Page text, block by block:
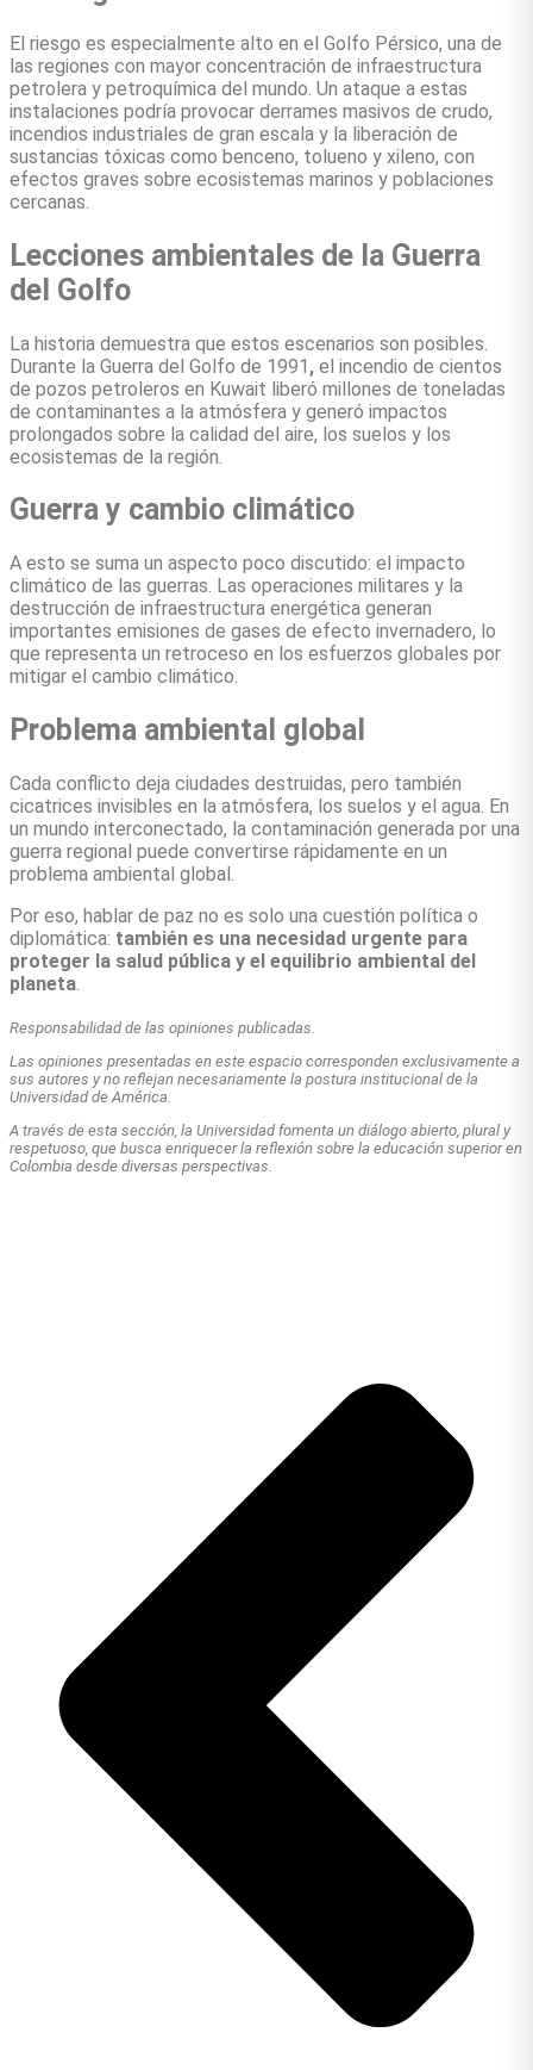
El riesgo es especialmente alto en el Golfo Pérsico, una de
las regiones con mayor concentración de infraestructura
petrolera y petroquímica del mundo. Un ataque a estas
instalaciones podría provocar derrames masivos de crudo,
incendios industriales de gran escala y la liberación de
sustancias tóxicas como benceno, tolueno y xileno, con
efectos graves sobre ecosistemas marinos y poblaciones
cercanas.
Lecciones ambientales de la Guerra
del Golfo
La historia demuestra que estos escenarios son posibles.
Durante la Guerra del Golfo de 1991 , el incendio de cientos
de pozos petroleros en Kuwait liberó millones de toneladas
de contaminantes a la atmósfera y generó impactos
prolongados sobre la calidad del aire, los suelos y los
ecosistemas de la región.
Guerra y cambio climático
A esto se suma un aspecto poco discutido: el impacto
climático de las guerras. Las operaciones militares y la
destrucción de infraestructura energética generan
importantes emisiones de gases de efecto invernadero, lo
que representa un retroceso en los esfuerzos globales por
mitigar el cambio climático.
Problema ambiental global
Cada conflicto deja ciudades destruidas, pero también
cicatrices invisibles en la atmósfera, los suelos y el agua. En
un mundo interconectado, la contaminación generada por una
guerra regional puede convertirse rápidamente en un
problema ambiental global.
Por eso, hablar de paz no es solo una cuestión política o
diplomática: también es una necesidad urgente para
proteger la salud pública y el equilibrio ambiental del
planeta
Responsabilidad de las opiniones publicadas.
Las opiniones presentadas en este espacio corresponden exclusivamente a
sus autores y no reflejan necesariamente la postura institucional de la
Universidad de América.
A través de esta sección, la Universidad fomenta un diálogo abierto, plural y
respetuoso, que busca enriquecer la reflexión sobre la educación superior en
Colombia desde diversas perspectivas.